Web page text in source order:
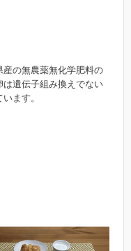
の無農薬無化学肥料の
遺伝子組み換えでない
ます。